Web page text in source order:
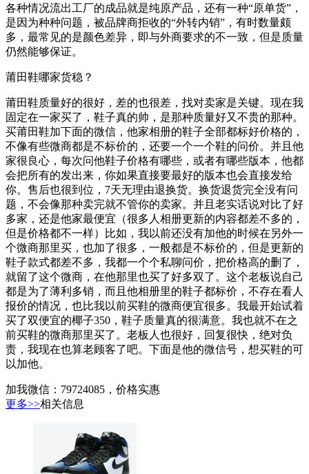
各种情况流出工厂的成品就是纯原产品，还有一种“原单货”，
是因为种种问题，被品牌商拒收的“外转内销”，有时数量颇
多，最常见的是颜色差异，即与外商要求的不一致，但是质量
仍然能够保证。
莆田鞋哪家货稳？
莆田鞋质量好的很好，差的也很差，找对卖家是关键。现在我
固定在一家买了，鞋子真的帅，是那种质量好又不贵的那种。
买莆田鞋加下面的微信，他家相册的鞋子全部都标好价格的，
不像有些微商都是不标价的，还要一个一个鞋的问价。并且他
家很良心，每次问他鞋子价格有哪些，或者有哪些版本，他都
会把所有的发出来，你如果直接要最好的版本也会直接发给
你。售后也很到位，7天无理由退换货。换货退货完全没有问
题，不会像那种卖完就不管你的卖家。并且老实话说对比了好
多家，还是他家最便宜（很多人相册更新的内容都差不多的，
但是价格都不一样）比如，我以前还没有加他的时候在另外一
个微商那里买，也加了很多，一般都是不标价的，但是更新的
鞋子款式都差不多，我都一个个私聊问价，把价格高的删了，
就留了这个微商，在他那里也买了好多双了。这个老板说自己
都是为了薄利多销，而且他相册里的鞋子都标价，不存在看人
报价的情况，也比我以前买鞋的微商便宜很多。我最开始试着
买了双便宜的椰子350，鞋子质量真的很满意。我也就不在之
前买鞋的微商那里买了。老板人也很好，回复很快，绝对负
责，我现在也算老顾客了吧。下面是他的微信号，想买鞋的可
以加他。
加我微信：79724085，价格实惠
更多>>相关信息